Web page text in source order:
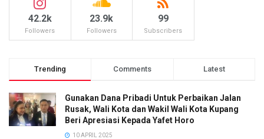
42.2k
Followers
23.9k
Followers
99
Subscribers
Trending Comments Latest
Gunakan Dana Pribadi Untuk Perbaikan Jalan
Rusak, Wali Kota dan Wakil Wali Kota Kupang
Beri Apresiasi Kepada Yafet Horo
10 APRIL 2025